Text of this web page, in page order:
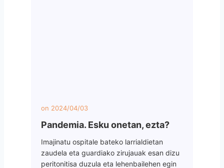
on 2024/04/03
Pandemia. Esku onetan, ezta?
Imajinatu ospitale bateko larrialdietan
zaudela eta guardiako zirujauak esan dizu
peritonitisa duzula eta lehenbailehen egin